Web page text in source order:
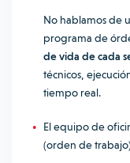
No hablamos de
programa de
de vida de cada
técnicos,
tiempo real.
El equipo de
(orden de